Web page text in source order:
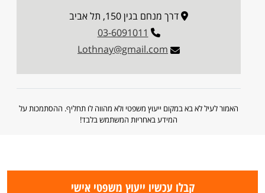
דרך מנחם בגין 150, תל אביב
03-6091011
Lothnay@gmail.com
האמור לעיל לא בא במקום ייעוץ משפטי ולא מהווה לו תחליף. ההסתמכות על
המידע באחריות המשתמש בלבד!
קבלו עכשיו ייעוץ משפטי אישי